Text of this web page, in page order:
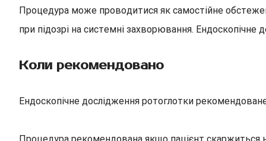
Процедура може проводитися як самостійне
при підозрі на системні захворювання.
Коли рекомендовано
Ендоскопічне дослідження ротоглотки